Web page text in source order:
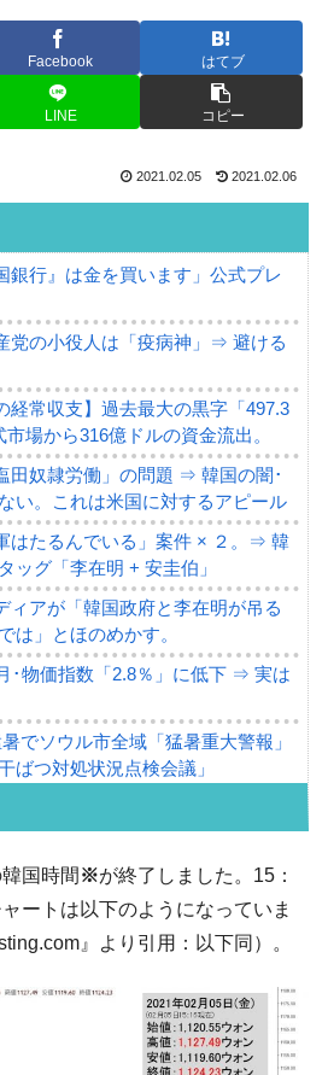
Facebook はてブ
LINE コピー
2021.02.05 2021.02.06
銀行』は金を買います」公式プレ
党の小役人は「疫病神」⇒ 避ける
経常収支】過去最大の黒字「497.3
場から316億ドルの資金流出。
田奴隷労働」の問題 ⇒ 韓国の闇･
い。これは米国に対するアピール
はたるんでいる」案件 × ２。⇒ 韓
ッグ「李在明 + 安圭伯」
ィアが「韓国政府と李在明が吊る
は」とほのめかす。
･物価指数「2.8％」に低下 ⇒ 実は
でソウル市全域「猛暑重大警報」
ばつ対処状況点検会議」
ぼ半分「71台」しか売れなかっ
用赦免を何回やっても、何回やっ
用砲弾･装薬自動供給装甲車両･珍
り出す。
年07月の輸出入」絶好調。半導
国時間 ※が終了しました。15：
ートは以下のようになっていま
』より引用：以下同）。